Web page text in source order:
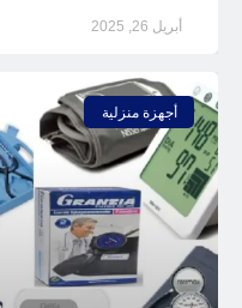
أبريل 26, 2025
أجهزة منزلية